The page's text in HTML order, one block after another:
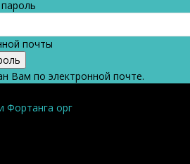
почты
Вам по электронной почте.
Фортанга орг